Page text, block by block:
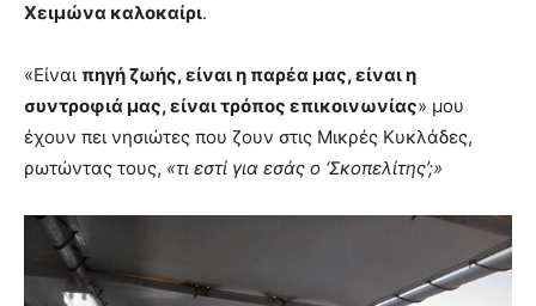
Χειμώνα καλοκαίρι.
«Είναι πηγή ζωής, είναι η παρέα μας, είναι η
συντροφιά μας, είναι τρόπος επικοινωνίας» μου
έχουν πει νησιώτες που ζουν στις Μικρές Κυκλάδες,
ρωτώντας τους, «τι εστί για εσάς ο ‘Σκοπελίτης’;»